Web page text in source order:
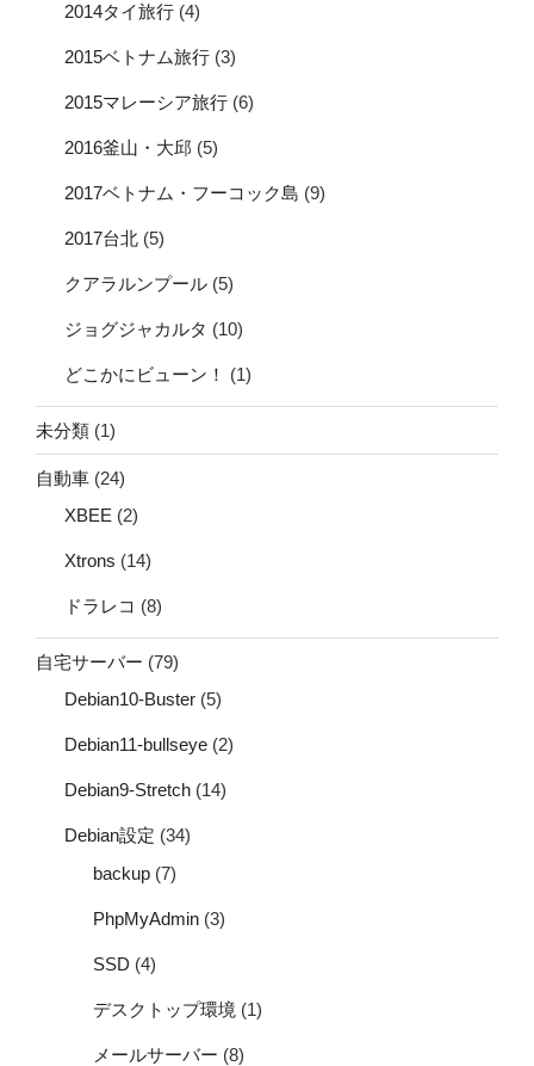
2014タイ旅行 (4)
2015ベトナム旅行 (3)
2015マレーシア旅行 (6)
2016釜山・大邱 (5)
2017ベトナム・フーコック島 (9)
2017台北 (5)
クアラルンプール (5)
ジョグジャカルタ (10)
どこかにビューン！ (1)
未分類 (1)
自動車 (24)
XBEE (2)
Xtrons (14)
ドラレコ (8)
自宅サーバー (79)
Debian10-Buster (5)
Debian11-bullseye (2)
Debian9-Stretch (14)
Debian設定 (34)
backup (7)
PhpMyAdmin (3)
SSD (4)
デスクトップ環境 (1)
メールサーバー (8)